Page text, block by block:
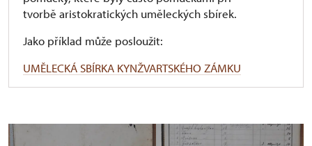
tvorbě aristokratických uměleckých sbírek.
Jako příklad může posloužit:
UMĚLECKÁ SBÍRKA KYNŽVARTSKÉHO ZÁMKU